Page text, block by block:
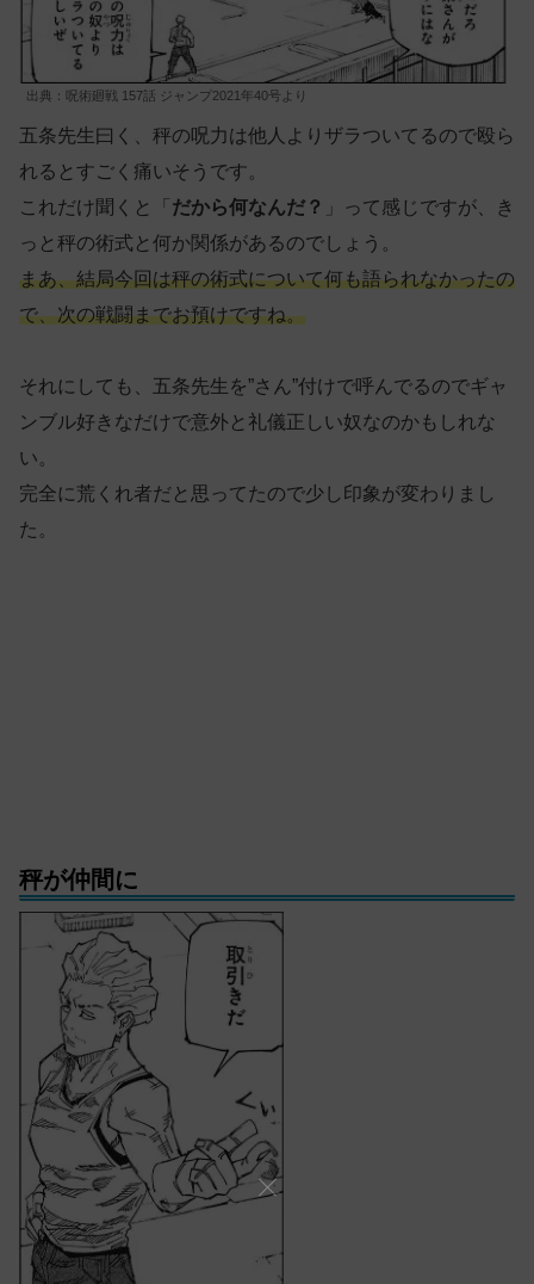
出典：呪術廻戦 157話 ジャンプ2021年40号より
五条先生曰く、秤の呪力は他人よりザラついてるので殴ら
れるとすごく痛いそうです。
これだけ聞くと「 だから何なんだ？ 」って感じですが、き
っと秤の術式と何か関係があるのでしょう。
まあ、結局今回は秤の術式について何も語られなかったの
で、次の戦闘までお預けですね。
それにしても、五条先生を”さん”付けで呼んでるのでギャ
ンブル好きなだけで意外と礼儀正しい奴なのかもしれな
い。
完全に荒くれ者だと思ってたので少し印象が変わりまし
た。
秤が仲間に